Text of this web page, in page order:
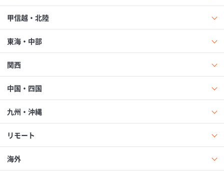
甲信越・北陸
東海・中部
関西
中国・四国
九州・沖縄
リモート
海外